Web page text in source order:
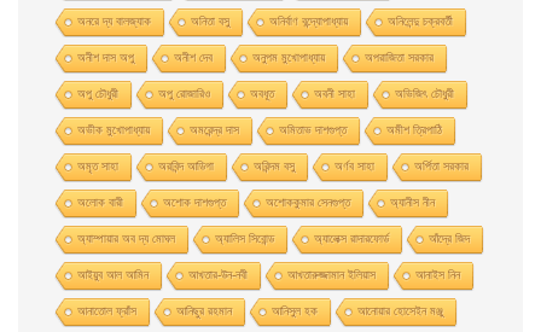
অনরে দ্য বালজ্যাক অনিতা বসু অনির্বাণ বন্দ্যোপাধ্যায় অনিলেন্দু চক্রবর্তী
অনীশ দাস অপু অনীশ দেব অনুপম মুখোপাধ্যায় অপরাজিতা সরকার
অপু চৌধুরী অপু রােজারিও অবধূত অবনী সাহা অভিজিৎ চৌধুরী
অভীক মুখোপাধ্যায় অমরেন্দ্র দাস অমিতাভ দাশগুপ্ত অমীশ ত্রিপাঠি
অমৃত সাহা অরবিন্দ আডিগা অরিন্দম বসু অর্ণব সাহা অর্পিতা সরকার
অলোক বারী অশােক দাশগুপ্ত অশোককুমার সেনগুপ্ত অ্যানীস নীন
অ্যাম্পায়ার অব দ্য মােঘল অ্যালিস সিবােন্ড অ্যালেক্স রাদারফোর্ড আঁদ্রে জিদ
আইয়ুব আল আমিন আখতার-উন-নবী আখতারুজ্জামান ইলিয়াস আনাইস নিন
আনাতােল ফ্রাঁস আনিছুর রহমান আনিসুল হক আনোয়ার হোসেইন মঞ্জু